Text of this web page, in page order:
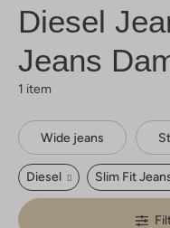
Diesel
Jeans
1 item
Wide jeans
Diesel Slim Fit